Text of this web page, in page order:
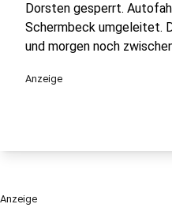
Dorsten gesperrt.
Schermbeck umgeleitet.
und morgen noch
Anzeige
Anzeige